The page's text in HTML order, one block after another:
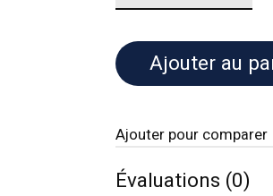
Ajouter au
Ajouter pour comparer
Évaluations (0)